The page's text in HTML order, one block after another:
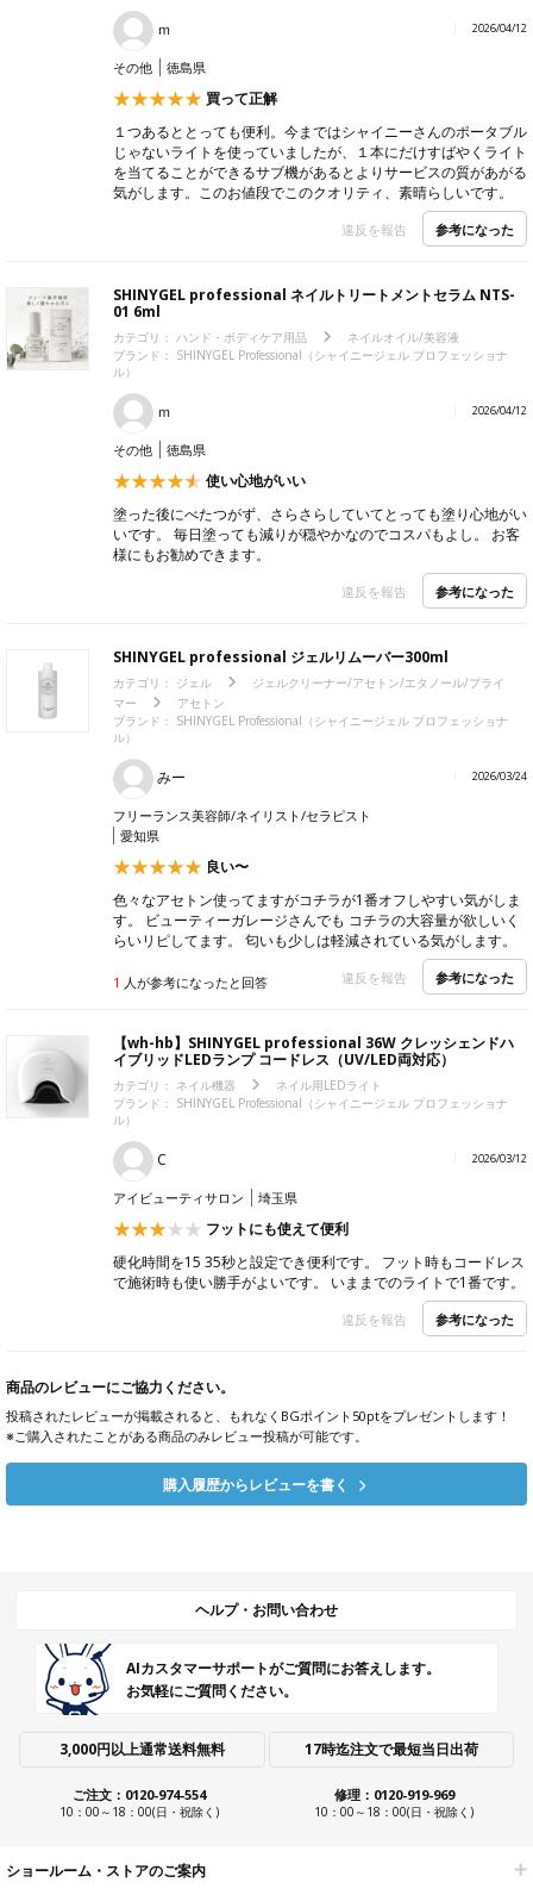
ｍ 2026/04/12
その他 徳島県
買って正解
１つあるととっても便利。今まではシャイニーさんのポータブル
じゃないライトを使っていましたが、１本にだけすばやくライト
を当てることができるサブ機があるとよりサービスの質があがる
気がします。このお値段でこのクオリティ、素晴らしいです。
違反を報告 参考になった
SHINYGEL professional ネイルトリートメントセラム NTS-
01 6ml
カテゴリ： ハンド・ボディケア用品
ネイルオイル/美容液
ブランド： SHINYGEL Professional（シャイニージェル プロフェッショナ
ル）
ｍ 2026/04/12
その他 徳島県
使い心地がいい
塗った後にべたつがず、さらさらしていてとっても塗り心地がい
いです。 毎日塗っても減りが穏やかなのでコスパもよし。 お客
様にもお勧めできます。
違反を報告 参考になった
SHINYGEL professional ジェルリムーバー300ml
カテゴリ： ジェル
ジェルクリーナー/アセトン/エタノール/プライ
マー
アセトン
ブランド： SHINYGEL Professional（シャイニージェル プロフェッショナ
ル）
みー 2026/03/24
フリーランス美容師/ネイリスト/セラピスト
愛知県
良い〜
色々なアセトン使ってますがコチラが1番オフしやすい気がしま
す。 ビューティーガレージさんでも コチラの大容量が欲しいく
らいリピしてます。 匂いも少しは軽減されている気がします。
1 人が参考になったと回答 違反を報告 参考になった
【wh-hb】SHINYGEL professional 36W クレッシェンドハ
イブリッドLEDランプ コードレス（UV/LED両対応）
カテゴリ： ネイル機器
ネイル用LEDライト
ブランド： SHINYGEL Professional（シャイニージェル プロフェッショナ
ル）
C 2026/03/12
アイビューティサロン 埼玉県
フットにも使えて便利
硬化時間を15 35秒と設定でき便利です。 フット時もコードレス
で施術時も使い勝手がよいです。 いままでのライトで1番です。
違反を報告 参考になった
商品のレビューにご協力ください。
投稿されたレビューが掲載されると、もれなくBGポイント50ptをプレゼントします！
※ご購入されたことがある商品のみレビュー投稿が可能です。
購入履歴からレビューを書く
ヘルプ・お問い合わせ
AIカスタマーサポートがご質問にお答えします。
お気軽にご質問ください。
3,000円以上通常送料無料 17時迄注文で最短当日出荷
ご注文：0120-974-554
10：00～18：00(日・祝除く)
修理：0120-919-969
10：00～18：00(日・祝除く)
ショールーム・ストアのご案内